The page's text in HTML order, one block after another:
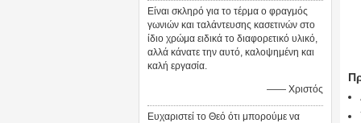
Είναι σκληρό για το τέρμα ο φραγμός
γωνιών και ταλάντευσης κασετινών στο
ίδιο χρώμα ειδικά το διαφορετικό υλικό,
αλλά κάνατε την αυτό, καλοψημένη και
καλή εργασία.
—— Χριστός
Ευχαριστεί το Θεό ότι μπορούμε να